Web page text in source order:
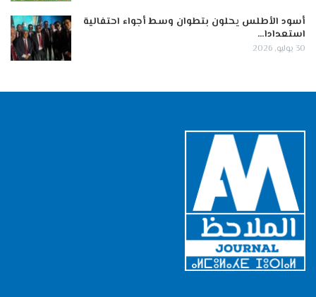
أسود الأطلس يحلون بتطوان وسط أجواء احتفالية
استعدادا…
30 يوليو, 2026